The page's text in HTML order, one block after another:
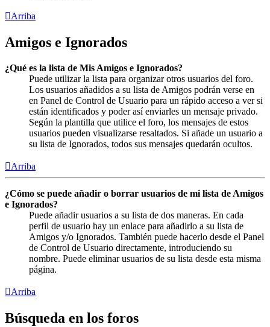
Arriba
Amigos e Ignorados
¿Qué es la lista de Mis Amigos e Ignorados?
Puede utilizar la lista para organizar otros usuarios del foro.
Los usuarios añadidos a su lista de Amigos podrán verse en
en Panel de Control de Usuario para un rápido acceso a ver si
están identificados y poder así enviarles un mensaje privado.
Según la plantilla que utilice el foro, los mensajes de estos
usuarios pueden visualizarse resaltados. Si añade un usuario a
su lista de Ignorados, todos sus mensajes quedarán ocultos.
Arriba
¿Cómo se puede añadir o borrar usuarios de mi lista de Amigos
e Ignorados?
Puede añadir usuarios a su lista de dos maneras. En cada
perfil de usuario hay un enlace para añadirlo a su lista de
Amigos y/o Ignorados. También puede hacerlo desde el Panel
de Control de Usuario directamente, introduciendo su
nombre. Puede eliminar usuarios de su lista desde esta misma
página.
Arriba
Búsqueda en los foros